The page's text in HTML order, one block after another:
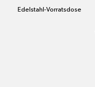
Edelstahl-Vorratsdose